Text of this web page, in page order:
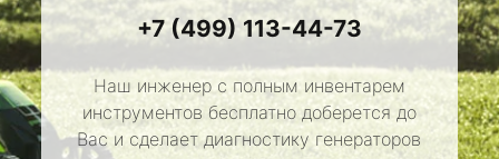
+7 (499) 113-44-73
Наш инженер с полным инвентарем
инструментов бесплатно доберется до
Вас и сделает диагностику генераторов